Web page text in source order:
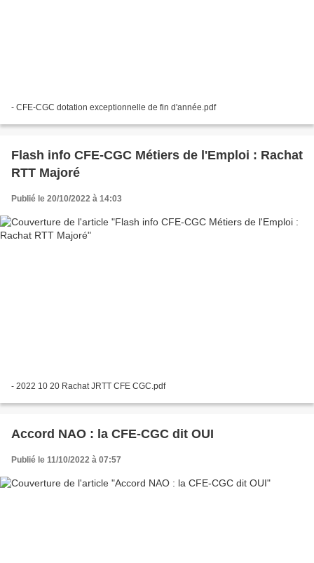
- CFE-CGC dotation exceptionnelle de fin d'année.pdf
Flash info CFE-CGC Métiers de l'Emploi : Rachat
RTT Majoré
Publié le 20/10/2022 à 14:03
- 2022 10 20 Rachat JRTT CFE CGC.pdf
Accord NAO : la CFE-CGC dit OUI
Publié le 11/10/2022 à 07:57